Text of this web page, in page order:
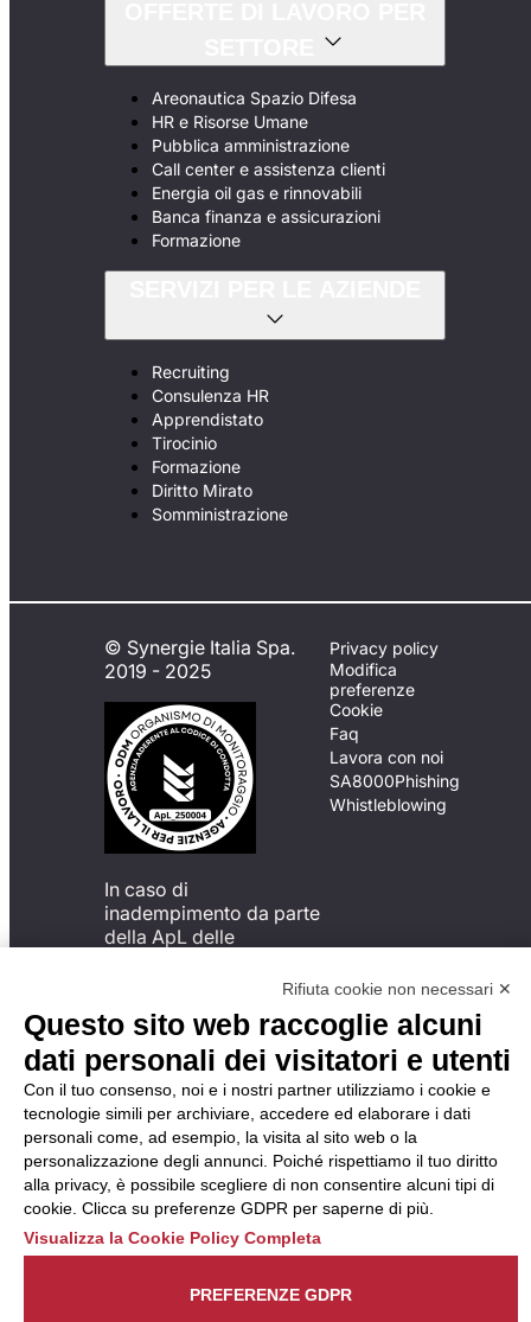
Areonautica Spazio Difesa
HR e Risorse Umane
Pubblica amministrazione
Call center e assistenza clienti
Energia oil gas e rinnovabili
Banca finanza e assicurazioni
Formazione
Recruiting
Consulenza HR
Apprendistato
Tirocinio
Formazione
Diritto Mirato
Somministrazione
© Synergie Italia Spa.
2019 - 2025
In caso di
inadempimento da parte
della ApL delle
del Codice di Condotta, è
possibile presentare un
reclamo
all’Organismo di
Monitoraggio utilizzando
una delle modalità
descritte al seguente
indirizzo web
https://odm-
agenzielavoro.it/reclami/ .
Privacy policy
Modifica
preferenze
Cookie
Faq
Lavora con noi
SA8000Phishing
Whistleblowing
Rifiuta cookie non necessari ✕
Questo sito web raccoglie alcuni
dati personali dei visitatori e utenti
Con il tuo consenso, noi e i nostri partner utilizziamo i cookie e
tecnologie simili per archiviare, accedere ed elaborare i dati
personali come, ad esempio, la visita al sito web o la
personalizzazione degli annunci. Poiché rispettiamo il tuo diritto
alla privacy, è possibile scegliere di non consentire alcuni tipi di
cookie. Clicca su preferenze GDPR per saperne di più.
Visualizza la Cookie Policy Completa
PREFERENZE GDPR